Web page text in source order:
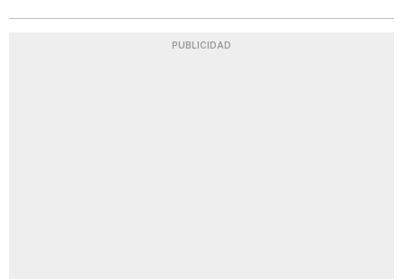
PUBLICIDAD